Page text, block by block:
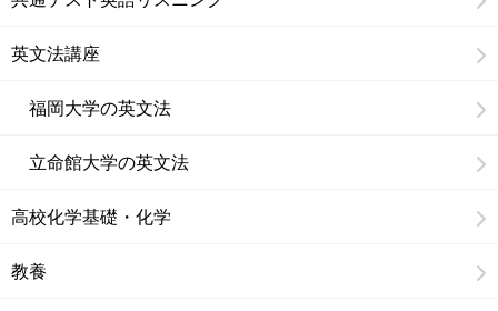
英文法講座
福岡大学の英文法
立命館大学の英文法
高校化学基礎・化学
教養